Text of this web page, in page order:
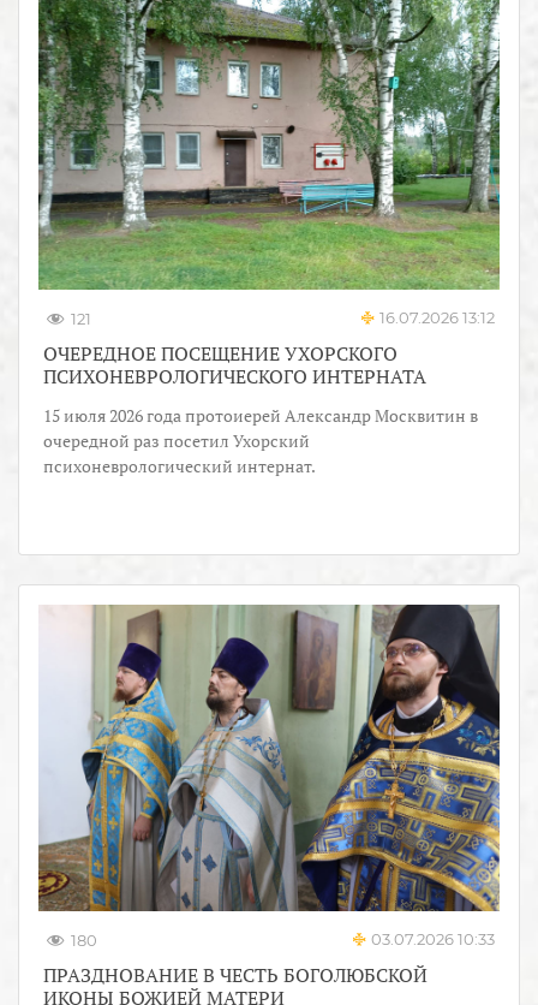
121 16.07.2026 13:12
ОЧЕРЕДНОЕ ПОСЕЩЕНИЕ УХОРСКОГО
ПСИХОНЕВРОЛОГИЧЕСКОГО ИНТЕРНАТА
15 июля 2026 года протоиерей Александр Москвитин в
очередной раз посетил Ухорский
психоневрологический интернат.
180 03.07.2026 10:33
ПРАЗДНОВАНИЕ В ЧЕСТЬ БОГОЛЮБСКОЙ
ИКОНЫ БОЖИЕЙ МАТЕРИ